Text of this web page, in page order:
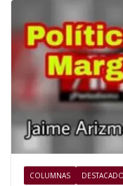
COLUMNAS